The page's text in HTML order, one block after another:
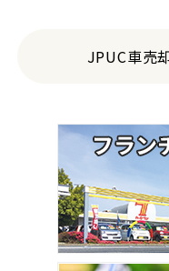
JPUC車売